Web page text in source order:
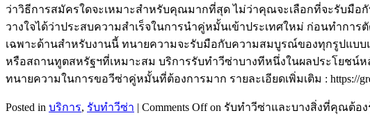
ว่าวิธีการสมัครใดจะเหมาะสำหรับคุณมากที่สุด ไม่ว่าคุณจะเลือกที่จะรับมื
วางใจได้ว่าประสบความสำเร็จในการนำคู่หมั้นเข้าประเทศใหม่ ก่อนทำก
เฉพาะด้านสำหรับงานนี้ ทนายความจะรับมือกับความสมบูรณ์ของทุกรูปแบ
หรือสถานทูตสหรัฐฯที่เหมาะสม บริการรับทำวีซ่าบางทีหนึ่งในผลประโยช
ทนายความในการขอวีซ่าคู่หมั้นที่ต้องการมาก รายละเอียดเพิ่มเติม : https://
Posted in บริการ, รับทำวีซ่า | Comments Offon รับทำวีซ่าและบางสิ่งที่คุณต้อง